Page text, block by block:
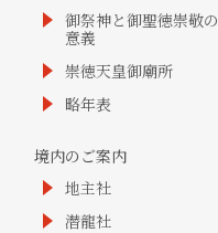
御祭神と御聖徳崇敬の
意義
崇徳天皇御廟所
略年表
境内のご案内
地主社
潜龍社